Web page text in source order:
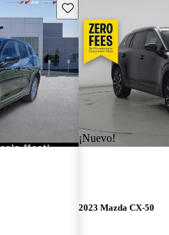
Guarda este Aviso
¡Nuevo!
2023 Mazda CX-50